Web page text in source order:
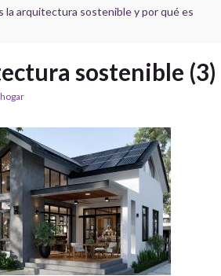
la arquitectura sostenible y por qué es
sostenible (3)